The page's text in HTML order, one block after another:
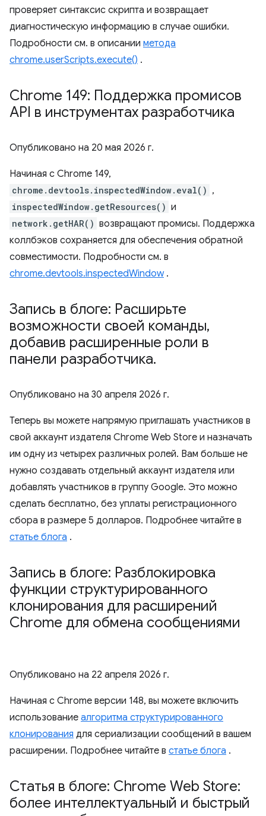
проверяет синтаксис скрипта и возвращает
диагностическую информацию в случае ошибки.
Подробности см. в описании метода
chrome.userScripts.execute() .
Chrome 149: Поддержка промисов
API в инструментах разработчика
Опубликовано на 20 мая 2026 г.
Начиная с Chrome 149,
chrome.devtools.inspectedWindow.eval() ,
inspectedWindow.getResources() и
network.getHAR() возвращают промисы. Поддержка
коллбэков сохраняется для обеспечения обратной
совместимости. Подробности см. в
chrome.devtools.inspectedWindow.
Запись в блоге: Расширьте
возможности своей команды,
добавив расширенные роли в
панели разработчика.
Опубликовано на 30 апреля 2026 г.
Теперь вы можете напрямую приглашать участников в
свой аккаунт издателя Chrome Web Store и назначать
им одну из четырех различных ролей. Вам больше не
нужно создавать отдельный аккаунт издателя или
добавлять участников в группу Google. Это можно
сделать бесплатно, без уплаты регистрационного
сбора в размере 5 долларов. Подробнее читайте в
статье блога .
Запись в блоге: Разблокировка
функции структурированного
клонирования для расширений
Chrome для обмена сообщениями
Опубликовано на 22 апреля 2026 г.
Начиная с Chrome версии 148, вы можете включить
использование алгоритма структурированного
клонирования для сериализации сообщений в вашем
расширении. Подробнее читайте в статье блога .
Статья в блоге: Chrome Web Store:
более интеллектуальный и быстрый